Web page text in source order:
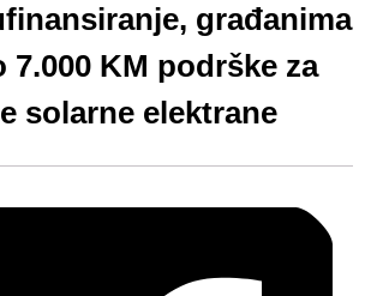
građanima
7.000 KM podrške za
solarne elektrane